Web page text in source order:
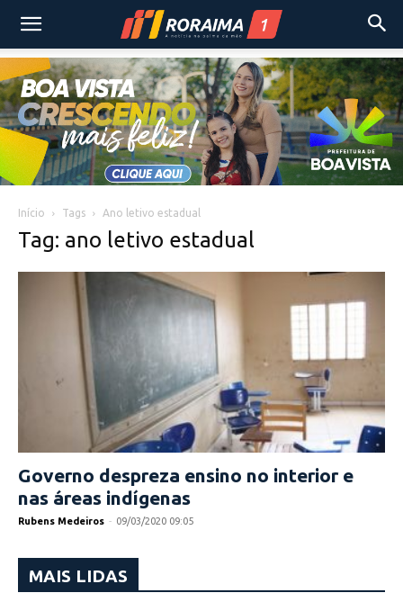
Início Tags Ano letivo estadual
Tag: ano letivo estadual
Governo despreza ensino no interior e
nas áreas indígenas
Rubens Medeiros - 09/03/2020 09:05
MAIS LIDAS